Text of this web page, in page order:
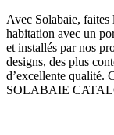
Avec Solabaie,
habitation avec un
et installés par nos
designs, des plus
d’excellente
SOLABAIE